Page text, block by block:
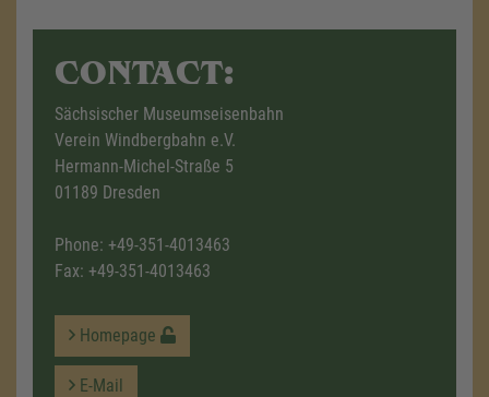
CONTACT:
Sächsischer Museumseisenbahn
Verein Windbergbahn e.V.
Hermann-Michel-Straße 5
01189 Dresden
Phone: +49-351-4013463
Fax: +49-351-4013463
Homepage
E-Mail